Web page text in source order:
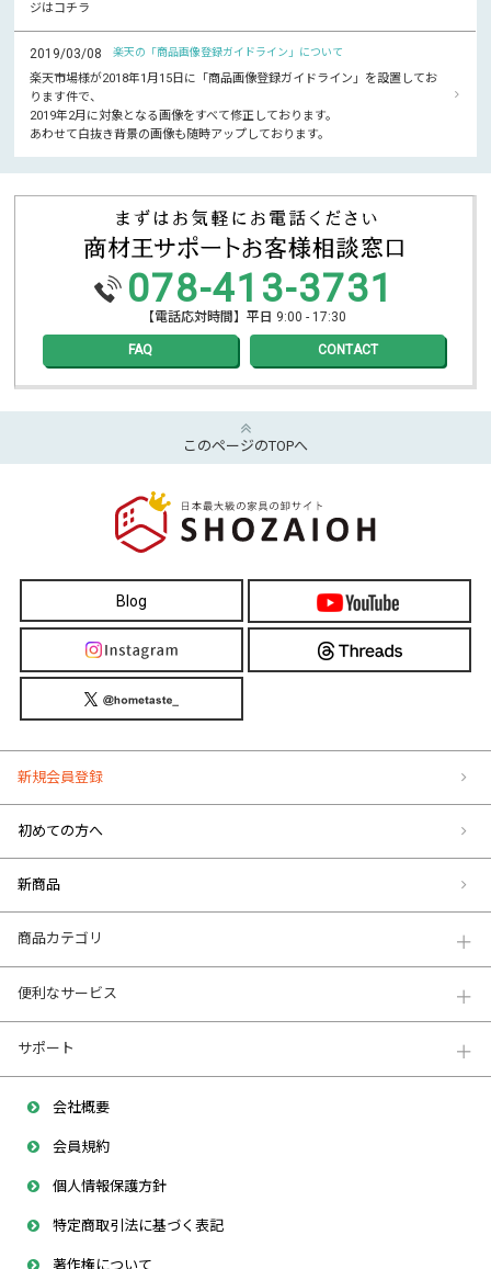
ジはコチラ
2019/03/08 楽天の「商品画像登録ガイドライン」について
楽天市場様が2018年1月15日に「商品画像登録ガイドライン」を設置してお
ります件で、
2019年2月に対象となる画像をすべて修正しております。
あわせて白抜き背景の画像も随時アップしております。
078-413-3731
【電話応対時間】平日 9:00 - 17:30
FAQ CONTACT
このページのTOPへ
Blog
新規会員登録
初めての方へ
新商品
商品カテゴリ
便利なサービス
サポート
会社概要
会員規約
個人情報保護方針
特定商取引法に基づく表記
著作権について